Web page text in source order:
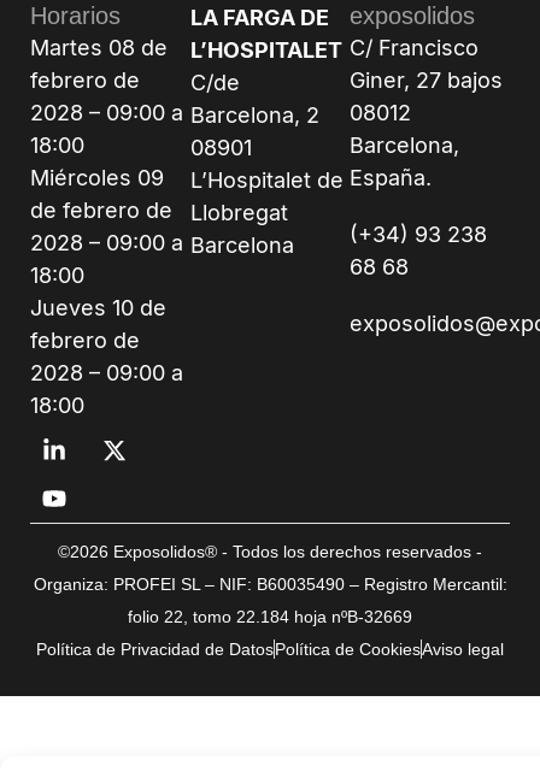
Horarios
Martes 08 de
febrero de
2028 – 09:00 a
18:00
Miércoles 09
de febrero de
2028 – 09:00 a
18:00
Jueves 10 de
febrero de
2028 – 09:00 a
18:00
LA FARGA DE
L’HOSPITALET
C/de
Barcelona, 2
08901
L’Hospitalet de
Llobregat
Barcelona
exposolidos
C/ Francisco
Giner, 27 bajos
08012
Barcelona,
España.
(+34) 93 238
68 68
©2026 Exposolidos® - Todos los derechos reservados -
Organiza: PROFEI SL – NIF: B60035490 – Registro Mercantil:
folio 22, tomo 22.184 hoja nºB-32669
Política de Privacidad de DatosPolítica de CookiesAviso legal